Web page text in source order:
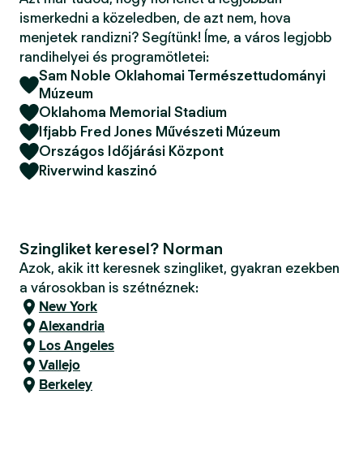
ismerkedni a közeledben, de azt nem, hova
menjetek randizni? Segítünk! Íme, a város legjobb
randihelyei és programötletei:
Sam Noble Oklahomai Természettudományi
Múzeum
Oklahoma Memorial Stadium
Ifjabb Fred Jones Művészeti Múzeum
Országos Időjárási Központ
Riverwind kaszinó
Szingliket keresel? Norman
Azok, akik itt keresnek szingliket, gyakran ezekben
a városokban is szétnéznek:
New York
Alexandria
Los Angeles
Vallejo
Berkeley